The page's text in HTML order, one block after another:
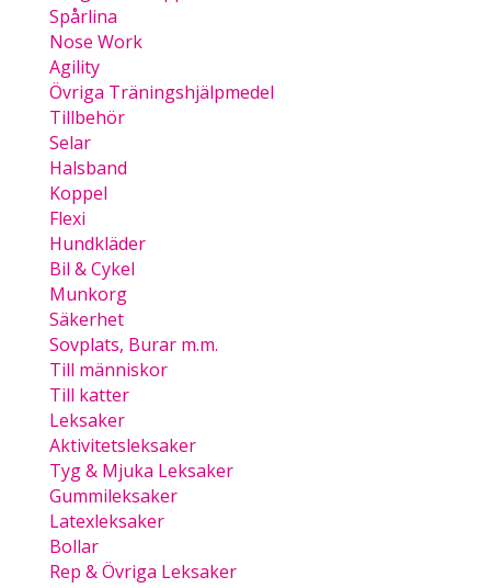
Spårlina
Nose Work
Agility
Övriga Träningshjälpmedel
Tillbehör
Selar
Halsband
Koppel
Flexi
Hundkläder
Bil & Cykel
Munkorg
Säkerhet
Sovplats, Burar m.m.
Till människor
Till katter
Leksaker
Aktivitetsleksaker
Tyg & Mjuka Leksaker
Gummileksaker
Latexleksaker
Bollar
Rep & Övriga Leksaker